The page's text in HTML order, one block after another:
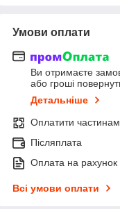
Умови оплати
Ви отримаєте
або гроші
Детальніше
Оплатити
Післяплата
Оплата на рахунок
Всі умови оплати